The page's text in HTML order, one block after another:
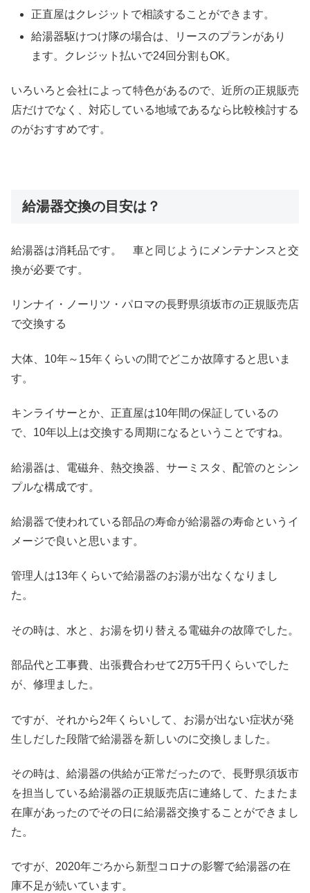
正直屋はクレジットで相談することができます。
給湯器駆けつけ隊の場合は、リースのプランがあり
ます。クレジット払いで24回分割もOK。
いろいろと会社によって特色があるので、近所の正規販売
店だけでなく、対応している地域であるなら比較検討する
のがおすすめです。
給湯器交換の目安は？
給湯器は消耗品です。 車と同じようにメンテナンスと交
換が必要です。
リンナイ・ノーリツ・パロマの長野県須坂市の正規販売店
で交換する
大体、10年～15年くらいの間でどこか故障すると思いま
す。
キンライサーとか、正直屋は10年間の保証しているの
で、10年以上は交換する周期になるということですね。
給湯器は、電磁弁、熱交換器、サーミスタ、配管のとシン
プルな構成です。
給湯器で使われている部品の寿命が給湯器の寿命というイ
メージで良いと思います。
管理人は13年くらいで給湯器のお湯が出なくなりまし
た。
その時は、水と、お湯を切り替える電磁弁の故障でした。
部品代と工事費、出張費合わせて2万5千円くらいでした
が、修理ました。
ですが、それから2年くらいして、お湯が出ない症状が発
生しだした段階で給湯器を新しいのに交換しました。
その時は、給湯器の供給が正常だったので、長野県須坂市
を担当している給湯器の正規販売店に連絡して、たまたま
在庫があったのでその日に給湯器交換することができまし
た。
ですが、2020年ごろから新型コロナの影響で給湯器の在
庫不足が続いています。